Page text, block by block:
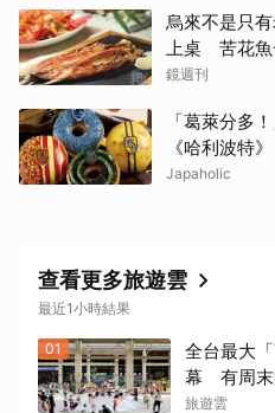
烏來不是只
上桌 苦花魚
鏡週刊
「葛萊分多
《哈利波特
Japaholic
查看更多旅遊雲
最近1小時結果
01
全台最大
幕 有周末
旅遊雲